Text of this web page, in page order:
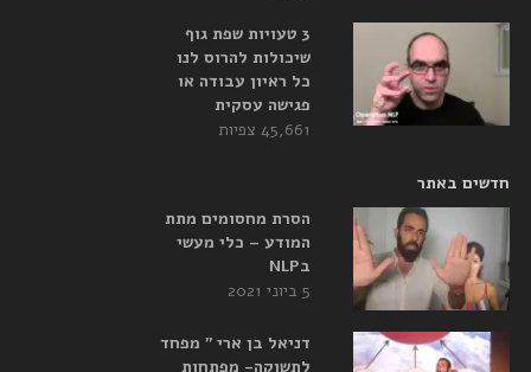
3 טעויות שפת גוף
שיכולות להרוס לנו
כל ראיון עבודה או
פגישה עסקית
45,661 צפיות
חדשים באתר
הסרת מחסומים מתת
המודע – כלי מעשי
בNLP
5 ביוני 2021
דניאל בן ארי ” מפחד
לתשוקה- מפתחות